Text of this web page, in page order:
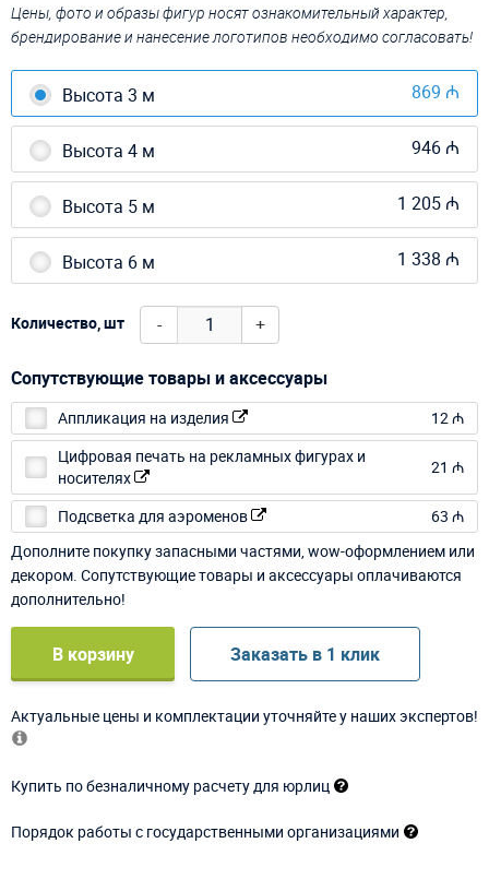
Цены, фото и образы фигур носят ознакомительный характер,
брендирование и нанесение логотипов необходимо согласовать!
Высота 3 м 869 ₼
Высота 4 м 946 ₼
Высота 5 м 1 205 ₼
Высота 6 м 1 338 ₼
Количество, шт - +
Сопутствующие товары и аксессуары
Аппликация на изделия
12 ₼
Цифровая печать на рекламных фигурах и
носителях
21 ₼
Подсветка для аэроменов
63 ₼
Дополните покупку запасными частями, wow-оформлением или
декором. Сопутствующие товары и аксессуары оплачиваются
дополнительно!
В корзину Заказать в 1 клик
Актуальные цены и комплектации уточняйте у наших экспертов!
Купить по безналичному расчету для юрлиц
Порядок работы с государственными организациями